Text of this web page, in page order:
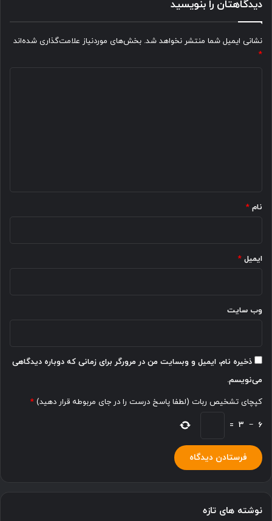
نویسی
کمک
می‌کند؟
دیدگاهتان را بنویسید
نشانی ایمیل شما منتشر نخواهد شد. بخش‌های موردنیاز علامت‌گذاری شده‌اند
*
نام *
ایمیل *
وب‌ سایت
ذخیره نام، ایمیل و وبسایت من در مرورگر برای زمانی که دوباره دیدگاهی
می‌نویسم.
کپچای تشخیص ربات (لطفا پاسخ درست را در جای مربوطه قرار دهید) *
6
−
3
=
نوشته های تازه